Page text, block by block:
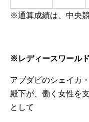
※通算成績は、中央
※レディースワール
アブダビのシェイカ
殿下が、働く女性を
として